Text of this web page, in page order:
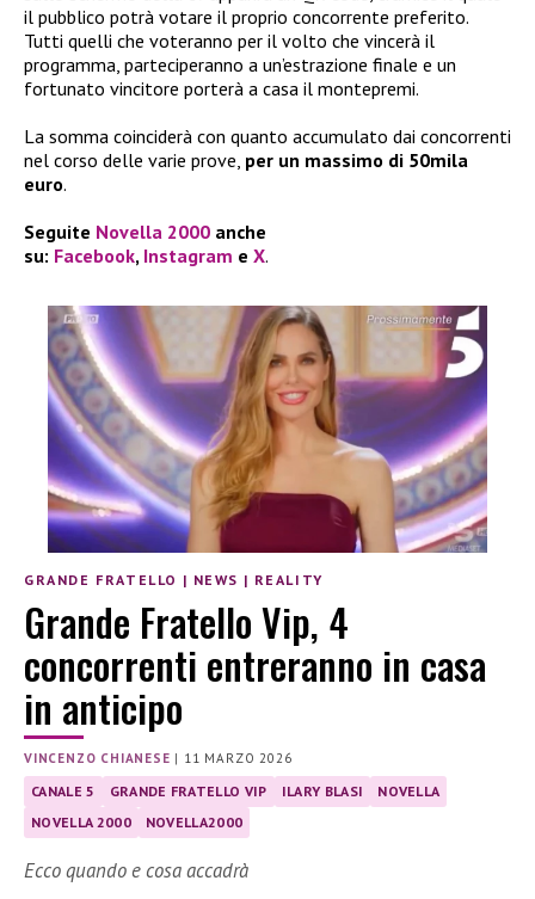
il pubblico potrà votare il proprio concorrente preferito.
Tutti quelli che voteranno per il volto che vincerà il
programma, parteciperanno a un’estrazione finale e un
fortunato vincitore porterà a casa il montepremi.
La somma coinciderà con quanto accumulato dai concorrenti
nel corso delle varie prove, per un massimo di 50mila
euro.
Seguite Novella 2000 anche
su: Facebook, Instagram e X.
GRANDE FRATELLO | NEWS | REALITY
Grande Fratello Vip, 4
concorrenti entreranno in casa
in anticipo
VINCENZO CHIANESE | 11 MARZO 2026
CANALE 5 GRANDE FRATELLO VIP ILARY BLASI
NOVELLA
NOVELLA 2000
NOVELLA2000
Ecco quando e cosa accadrà